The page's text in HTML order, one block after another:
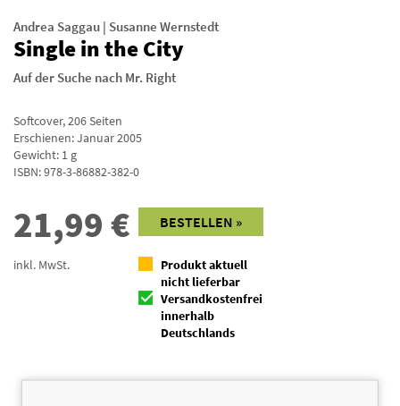
Andrea Saggau | Susanne Wernstedt
Single in the City
Auf der Suche nach Mr. Right
Softcover,206Seiten
Erschienen: Januar 2005
Gewicht: 1 g
ISBN:978-3-86882-382-0
21,99 €
inkl. MwSt.
BESTELLEN »
Produkt aktuell
nicht lieferbar
Versandkostenfrei
innerhalb
Deutschlands